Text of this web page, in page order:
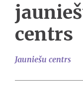
centrs
Jauniešu centrs